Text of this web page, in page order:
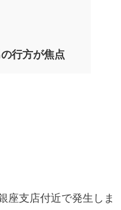
行方が焦点
座支店付近で発生しま